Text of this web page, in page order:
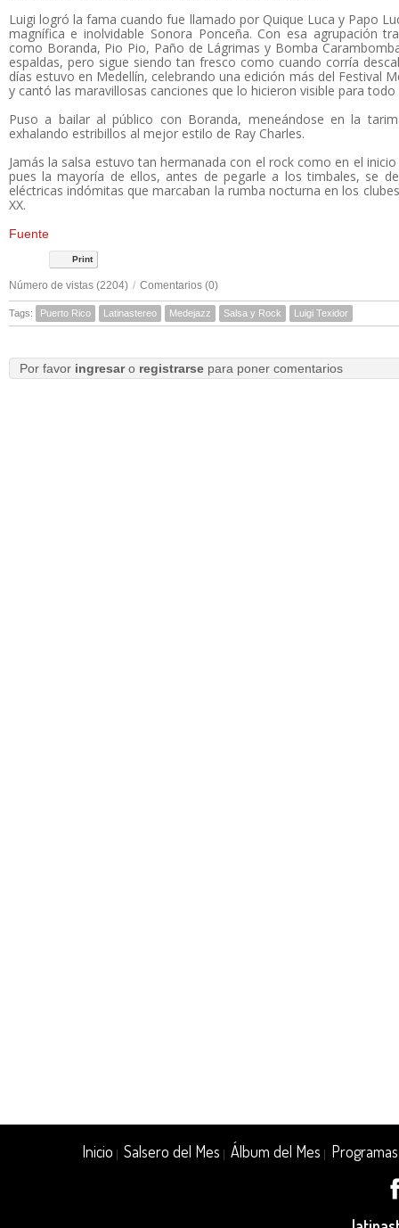
Luigi logró la fama cuando fue llamado por Quique Luca y Papo
magnífica e inolvidable Sonora Ponceña. Con esa agrupación
como Boranda, Pio Pio, Paño de Lágrimas y Bomba
espaldas, pero sigue siendo tan fresco como cuando corría
días estuvo en Medellín, celebrando una edición más del Festival
y cantó las maravillosas canciones que lo hicieron visible para
Puso a bailar al público con Boranda, meneándose en la
exhalando estribillos al mejor estilo de Ray Charles.
Jamás la salsa estuvo tan hermanada con el rock como en el
pues la mayoría de ellos, antes de pegarle a los timbales, se
eléctricas indómitas que marcaban la rumba nocturna en los
XX.
Fuente
Print
Número de vistas (2204) / Comentarios (0)
Tags: Puerto Rico Latinastereo Medejazz Salsa y Rock Luigi Texidor
Por favor ingresaro registrarsepara poner comentarios
Inicio |Salsero del Mes |Álbum del Mes Programas